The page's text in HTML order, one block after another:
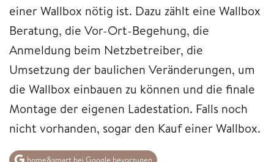
einer Wallbox nötig ist. Dazu zählt eine Wallbox
Beratung, die Vor-Ort-Begehung, die
Anmeldung beim Netzbetreiber, die
Umsetzung der baulichen Veränderungen, um
die Wallbox einbauen zu können und die finale
Montage der eigenen Ladestation. Falls noch
nicht vorhanden, sogar den Kauf einer Wallbox.